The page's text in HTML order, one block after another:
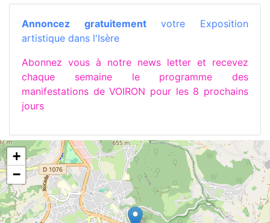
Annoncez gratuitementvotre Exposition
artistique dans l'Isère
Abonnez vous à notre news letter et recevez
chaque semaine le programme des
manifestations de VOIRON pour les 8 prochains
jours
+
−